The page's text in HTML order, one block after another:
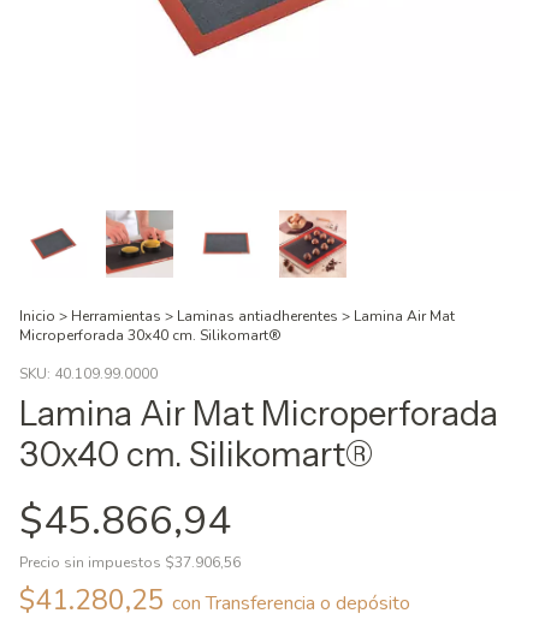
Inicio > Herramientas > Laminas antiadherentes > Lamina Air Mat
Microperforada 30x40 cm. Silikomart®
SKU: 40.109.99.0000
Lamina Air Mat Microperforada
30x40 cm. Silikomart®
$45.866,94
Precio sin impuestos $37.906,56
$41.280,25 con Transferencia o depósito